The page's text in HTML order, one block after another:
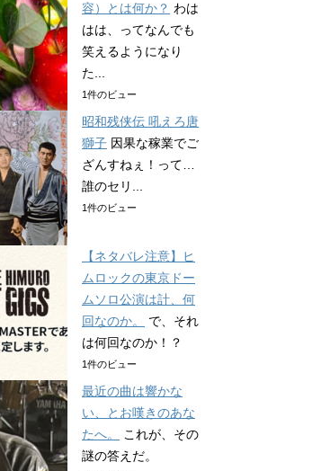
容）とは何か？ わは
はは、ってなんでも
笑えるようになり
た...
1件のビュー
昭和残侠伝 吼えろ唐
獅子 因果な稼業でご
ざんすねぇ！って…
誰のセリ...
1件のビュー
【ネタバレ注意】ヒ
ムロックの東京ドー
ムソロ公演は計、何
回なのか。
で、それ
は何回なのか！？
1件のビュー
最近の曲は響かな
い、とお嘆きのあな
たへ。
これが、その
謎の答えだ。